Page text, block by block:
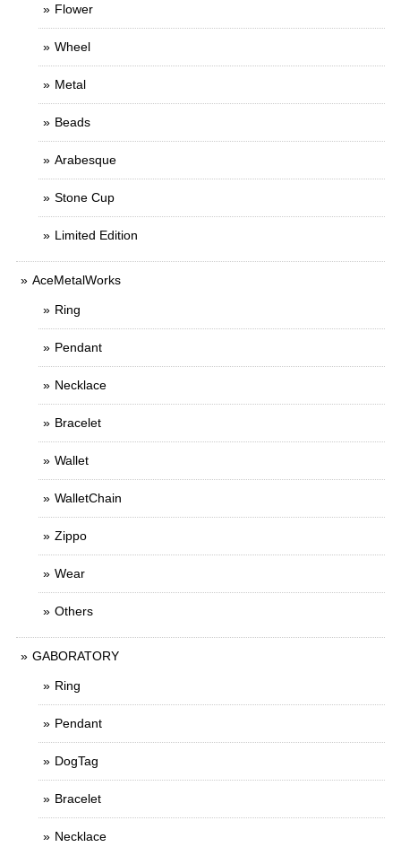
Flower
Wheel
Metal
Beads
Arabesque
Stone Cup
Limited Edition
AceMetalWorks
Ring
Pendant
Necklace
Bracelet
Wallet
WalletChain
Zippo
Wear
Others
GABORATORY
Ring
Pendant
DogTag
Bracelet
Necklace